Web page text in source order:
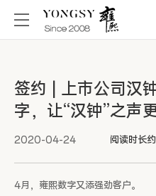
签约 | 上市公司汉
字，让“汉钟”之声
2020-04-24 阅读时长
4月，雍熙数字又添强劲客户。